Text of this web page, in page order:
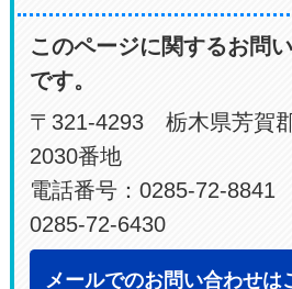
このページに関するお問
です。
〒321-4293 栃木県芳賀
2030番地
電話番号：0285-72-8841
0285-72-6430
メールでのお問い合わせは